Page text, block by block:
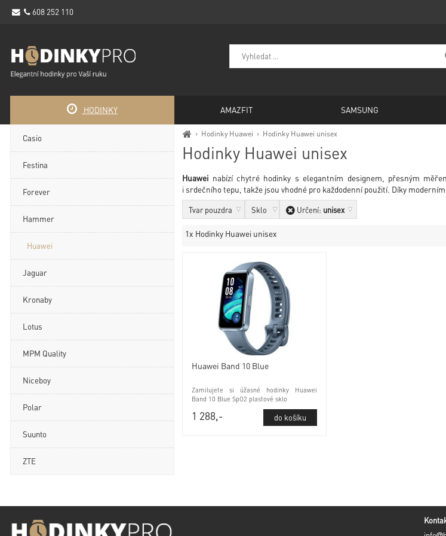
› Hodinky Huawei › Hodinky Huawei unisex
Hodinky Huawei unisex
Huawei nabízí chytré hodinky s elegantním designem, přesným
i srdečního tepu, takže jsou vhodné pro každodenní použití. Díky
Tvar pouzdra Sklo Určení: unisex
1x Hodinky Huawei unisex
Huawei Band 10 Blue
Zamilujete si úžasné hodinky Huawei
Band 10 Blue SpO2 plastové sklo
1 288,-
Casio
Festina
Forever
Hammer
Huawei
Jaguar
Kronaby
Lotus
MPM Quality
Niceboy
Polar
Suunto
ZTE
HODINKY AMAZFIT SAMSUNG
608 252 110